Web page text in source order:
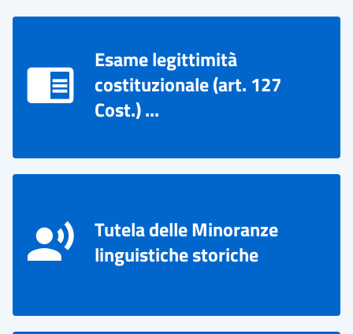
Esame legittimità
costituzionale (art. 127
Cost.) ...
Tutela delle Minoranze
linguistiche storiche